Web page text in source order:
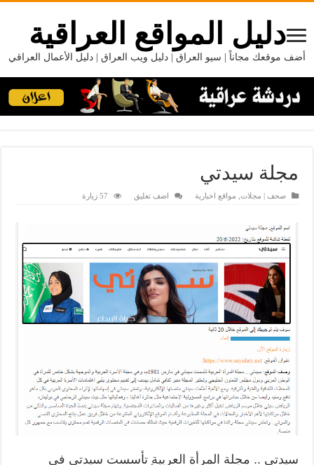
دليل المواقع العراقية
أضف موقعك مجاناً | سيو العراق | دليل ويب العراق | دليل الأعمال العراقي
مجلة سيدتي
صحف | مجلات مواقع اخبارية اضف تعليق 57 زيارة
سيدتي .. مجلة المرأة العربية تأسست سيدتي في